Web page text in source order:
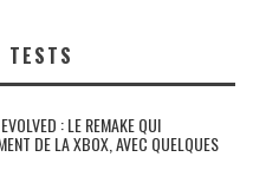
TESTS
: LE REMAKE QUI
DE LA XBOX, AVEC QUELQUES